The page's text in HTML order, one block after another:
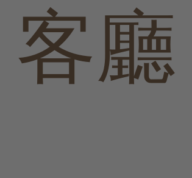
客廳